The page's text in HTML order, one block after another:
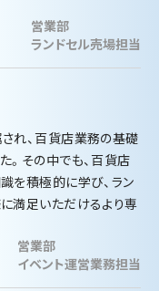
営業部
ランドセル売場担当
れ、百貨店業務の基礎
。その中でも、百貨店
を積極的に学び、ラン
満足いただけるより専
営業部
イベント運営業務担当